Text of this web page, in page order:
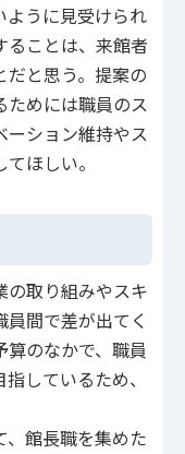
ように見受けられ
ることは、来館者
だと思う。提案の
ためには職員のス
ーション維持やス
ほしい。
の取り組みやスキ
間で差が出てく
のなかで、職員
しているため、
、館長職を集めた